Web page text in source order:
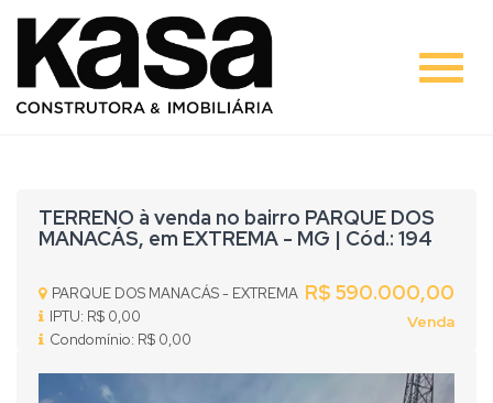
#
TERRENO à venda no bairro PARQUE DOS
MANACÁS, em EXTREMA - MG | Cód.: 194
PARQUE DOS MANACÁS - EXTREMA
IPTU: R$ 0,00
Condomínio: R$ 0,00
R$ 590.000,00
Venda
Previous